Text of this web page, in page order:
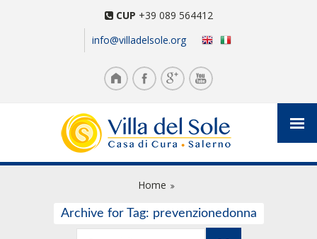
CUP +39 089 564412
info@villadelsole.org
Home
Archive for Tag: prevenzionedonna